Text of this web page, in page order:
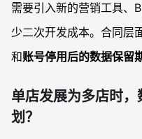
需要引入新的营销工具、
少二次开发成本。合同层
和账号停用后的数据保留
单店发展为多店时
划？